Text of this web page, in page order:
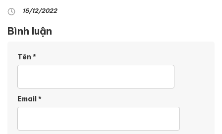
15/12/2022
Bình luận
Tên *
Email*